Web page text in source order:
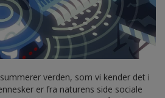
verden, som vi kender det i
er fra naturens side sociale